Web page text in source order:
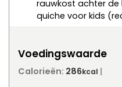
rauwkost achter de
quiche voor kids
Voedingswaarde
Calorieën: 286kcal